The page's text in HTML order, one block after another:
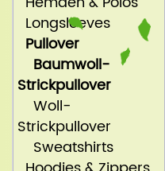
Longsleeves
Pullover
Baumwoll-
Strickpullover
Woll-
Strickpullover
Sweatshirts